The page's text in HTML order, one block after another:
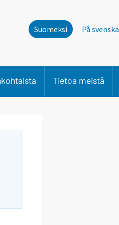
Suomeksi På svenska
Tietoa meistä